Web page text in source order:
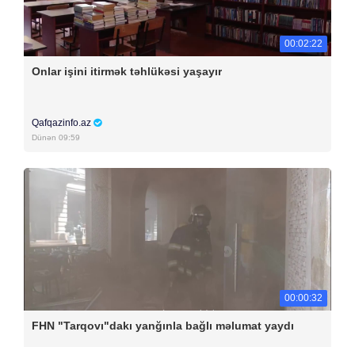
00:02:22
Onlar işini itirmək təhlükəsi yaşayır
Qafqazinfo.az
Dünən 09:59
00:00:32
FHN "Tarqovı"dakı yanğınla bağlı məlumat yaydı